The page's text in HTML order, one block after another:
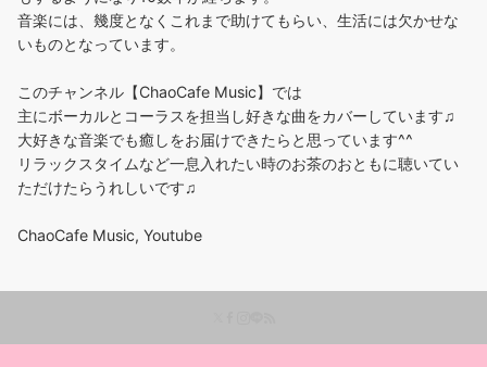
音楽には、幾度となくこれまで助けてもらい、生活には欠かせな
いものとなっています。
このチャンネル【ChaoCafe Music】では
主にボーカルとコーラスを担当し好きな曲をカバーしています♫
大好きな音楽でも癒しをお届けできたらと思っています^^
リラックスタイムなど一息入れたい時のお茶のおともに聴いてい
ただけたらうれしいです♫
ChaoCafe Music, Youtube